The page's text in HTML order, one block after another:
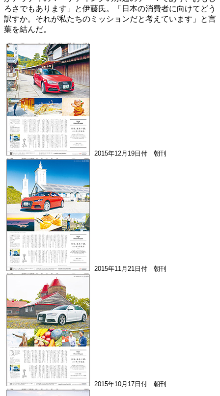
ろさでもあります」と伊藤氏。「日本の消費者に向けてどう
訳すか。それが私たちのミッションだと考えています」と言
葉を結んだ。
2015年12月19日付 朝刊
2015年11月21日付 朝刊
2015年10月17日付 朝刊